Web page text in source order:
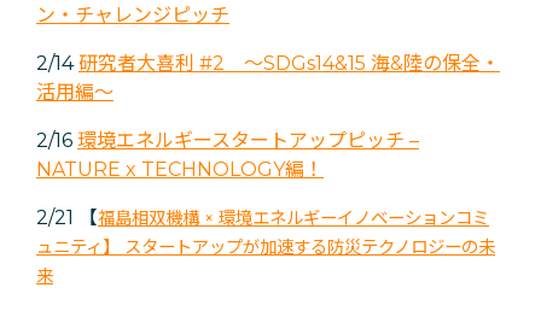
ン・チャレンジピッチ
2/14研究者大喜利 #2 ～SDGs14&15 海&陸の保全・
活用編～
2/16 環境エネルギースタートアップピッチ –
NATURE x TECHNOLOGY編！
2/21 【福島相双機構 × 環境エネルギーイ ノベーションコミ
ュニティ】 スタートアップが加速する防災テクノロジーの未
来